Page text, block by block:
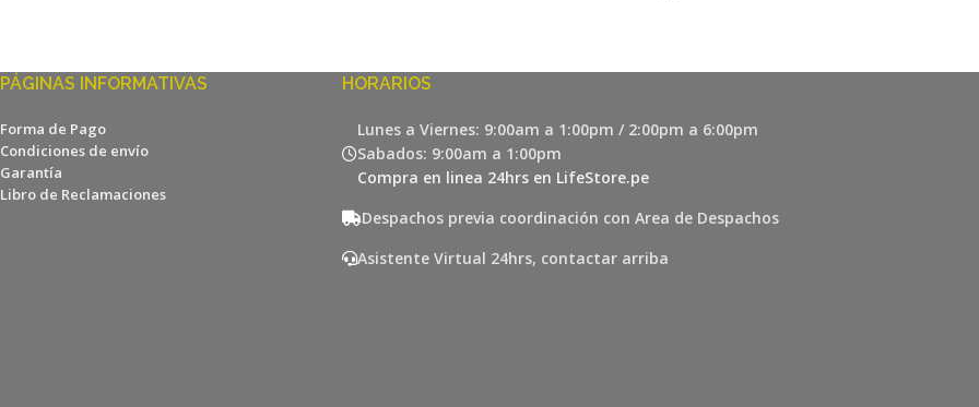
PÁGINAS INFORMATIVAS
Forma de Pago
Condiciones de envío
Garantía
Libro de Reclamaciones
HORARIOS
Lunes a Viernes: 9:00am a 1:00pm / 2:00pm a 6:00pm
Sabados: 9:00am a 1:00pm
Compra en linea 24hrs en LifeStore.pe
Despachos previa coordinación con Area de Despachos
Asistente Virtual 24hrs, contactar arriba